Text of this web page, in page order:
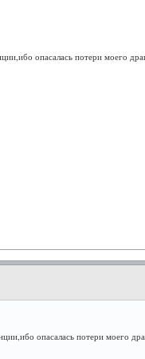
опасалась потери моего
опасалась потери моего